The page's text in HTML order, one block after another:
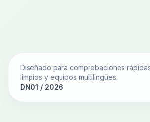
Diseñado para comprobaciones
limpios y equipos multilingües.
DN01 / 2026